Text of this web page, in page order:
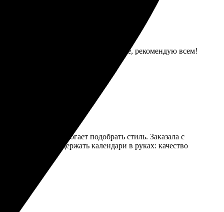
отличный! Цены адекватные, рекомендую всем!
и фонов, что помогает подобрать стиль. Заказала с
дней. Приятно держать календари в руках: качество